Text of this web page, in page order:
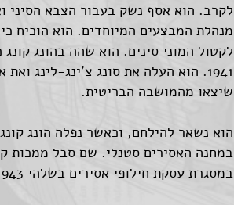
לקרב. הוא אסף נשק בעבור הצבא הסיני
מנהלת המבצעים המיוחדים. הוא הוכיח
לקטול המוני סינים. הוא שהה בהונג
1941. הוא העלה את סונג צ'ינג-לינג
שיצאו מהמושבה הבריטית.
הוא נשאר להילחם, וכאשר נפלה הונג
במחנה האסירים סטנלי. שם סבל ממכות
במסגרת עסקת חילופי אסירים בשלהי 1943.